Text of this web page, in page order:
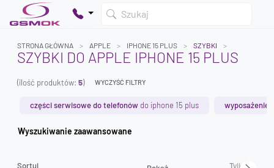
Szukaj
Twój koszyk jest pusty
STRONA GŁÓWNA APPLE IPHONE 15 PLUS SZYBKI
SZYBKI DO APPLE IPHONE 15 PLUS
(ilość produktów: 5) WYCZYŚĆ FILTRY
części serwisowe do telefonów do iphone 15 plus wyposażenie
Wyszukiwanie zaawansowane
Sortuj Tylko